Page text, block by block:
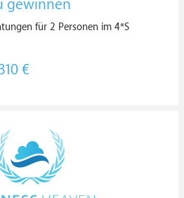
gewinnen
für 2 Personen im 4*S
€